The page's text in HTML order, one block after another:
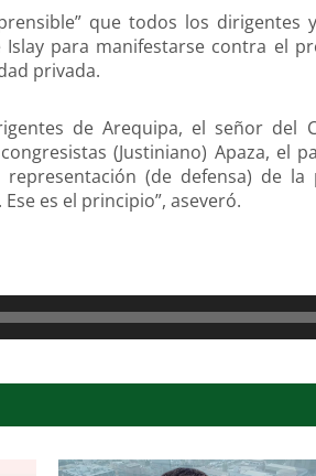
que todos los
para manifestarse contra el
privada.
de Arequipa, el señor del
(Justiniano) Apaza, el
(de defensa) de
es el principio”, aseveró.